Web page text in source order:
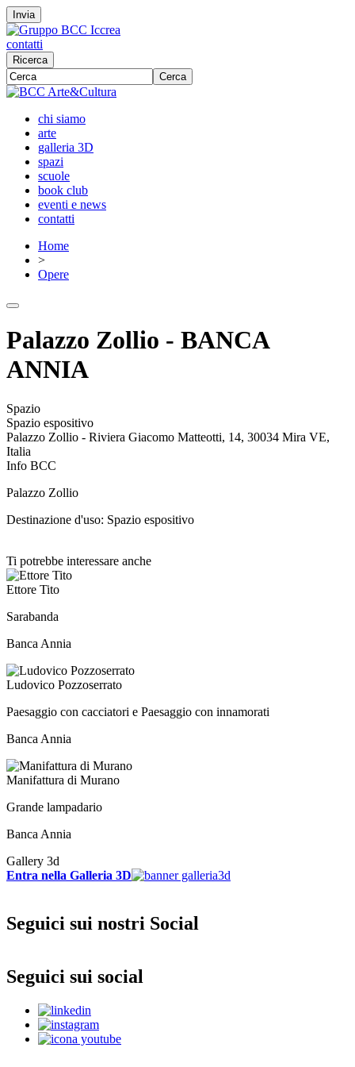
Invia
contatti
Ricerca
Cerca
chi siamo
arte
galleria 3D
spazi
scuole
book club
eventi e news
contatti
Home
>
Opere
Palazzo Zollio - BANCA
ANNIA
Spazio
Spazio espositivo
Palazzo Zollio - Riviera Giacomo Matteotti, 14, 30034 Mira VE,
Italia
Info BCC
Palazzo Zollio
Destinazione d'uso: Spazio espositivo
Ti potrebbe interessare anche
Ettore Tito
Sarabanda
Banca Annia
Ludovico Pozzoserrato
Paesaggio con cacciatori e Paesaggio con innamorati
Banca Annia
Manifattura di Murano
Grande lampadario
Banca Annia
Gallery 3d
Entra nella Galleria 3D
Seguici sui nostri Social
Seguici sui social